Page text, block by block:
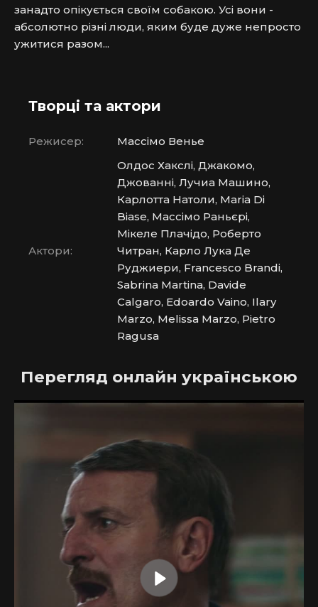
занадто опікується своїм собакою. Усі вони -
абсолютно різні люди, яким буде дуже непросто
ужитися разом...
Творці та актори
Режисер: Массімо Венье
Актори:
Олдос Хакслі, Джакомо,
Джованні, Лучиа Машино,
Карлотта Натоли, Maria Di
Biase, Массімо Раньєрі,
Мікеле Плачідо, Роберто
Читран, Карло Лука Де
Руджиери, Francesco Brandi,
Sabrina Martina, Davide
Calgaro, Edoardo Vaino, Ilary
Marzo, Melissa Marzo, Pietro
Ragusa
Перегляд онлайн українською